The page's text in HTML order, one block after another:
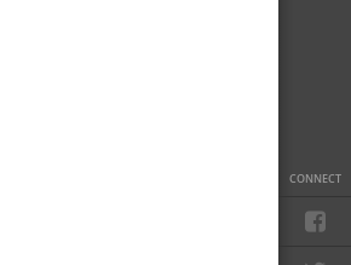
CONNECT